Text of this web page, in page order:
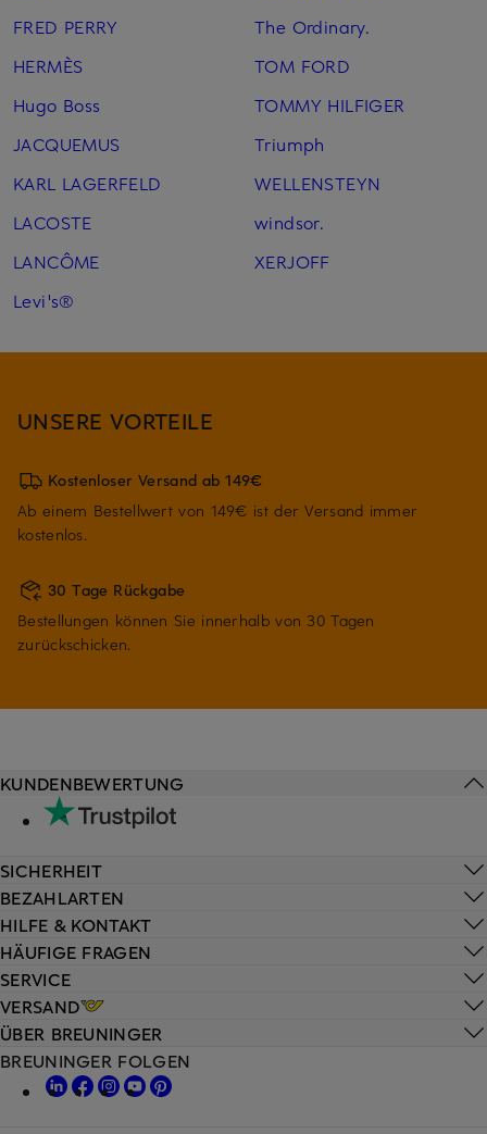
FRED PERRY
HERMÈS
Hugo Boss
JACQUEMUS
KARL LAGERFELD
LACOSTE
LANCÔME
Levi's®
The Ordinary.
TOM FORD
TOMMY HILFIGER
Triumph
WELLENSTEYN
windsor.
XERJOFF
UNSERE VORTEILE
Kostenloser Versand ab 149€
Ab einem Bestellwert von 149€ ist der Versand immer
kostenlos.
30 Tage Rückgabe
Bestellungen können Sie innerhalb von 30 Tagen
zurückschicken.
HILFE & KONTAKT
HÄUFIGE FRAGEN
SERVICE
VERSAND
KUNDENBEWERTUNG
SICHERHEIT
BEZAHLARTEN
ÜBER BREUNINGER
BREUNINGER FOLGEN